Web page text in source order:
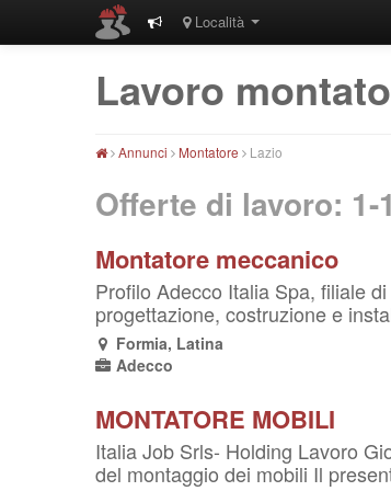
Località
Lavoro
Annunci Montatore Lazio
Offerte di lavoro: 1-
Montatore meccanico
Profilo Adecco Italia Spa, filiale
progettazione, costruzione e
Formia, Latina
Adecco
MONTATORE MOBILI
Italia Job Srls- Holding Lavoro
del montaggio dei mobili Il